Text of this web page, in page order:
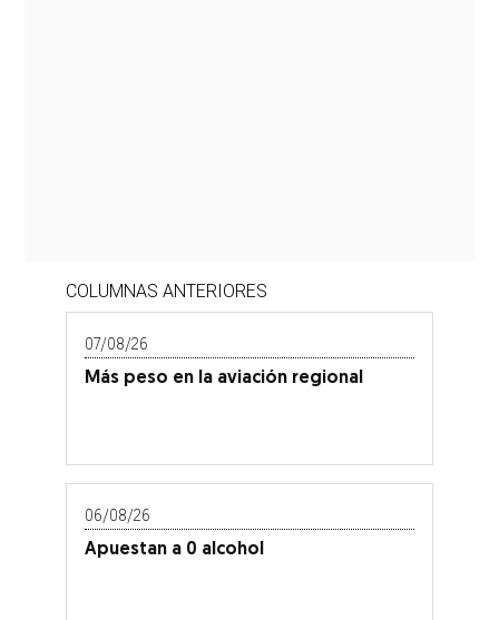
COLUMNAS ANTERIORES
07/08/26
Más peso en la aviación regional
06/08/26
Apuestan a 0 alcohol